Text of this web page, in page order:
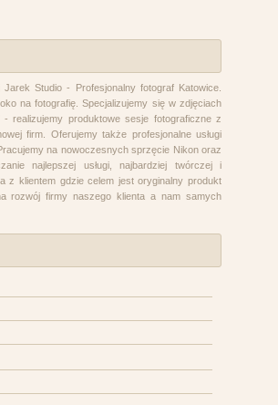
Studio - Profesjonalny fotograf Katowice.
na fotografię. Specjalizujemy się w zdjęciach
realizujemy produktowe sesje fotograficzne z
firm. Oferujemy także profesjonalne usługi
na nowoczesnych sprzęcie Nikon oraz
najlepszej usługi, najbardziej twórczej i
z klientem gdzie celem jest oryginalny produkt
rozwój firmy naszego klienta a nam samych